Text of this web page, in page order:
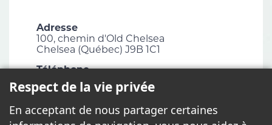
Adresse
100, chemin d'Old Chelsea
Chelsea (Québec) J9B 1C1
Téléphone
819 827-1124
info@chelsea.ca
Respect de la vie privée
En acceptant de nous partager certaines